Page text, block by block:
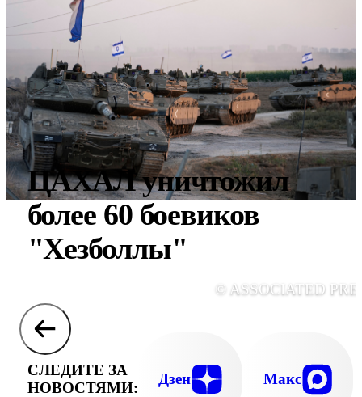
ЦАХАЛ уничтожил
более 60 боевиков
"Хезболлы"
© ASSOCIATED
СЛЕДИТЕ ЗА
НОВОСТЯМИ:
Дзен Макс